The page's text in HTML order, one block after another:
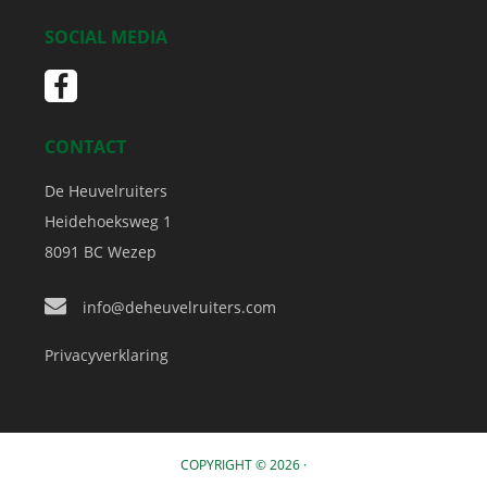
SOCIAL MEDIA
CONTACT
De Heuvelruiters
Heidehoeksweg 1
8091 BC Wezep
info@deheuvelruiters.com
Privacyverklaring
COPYRIGHT © 2026 ·